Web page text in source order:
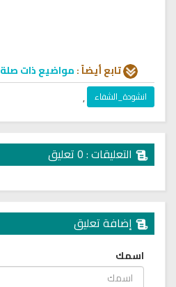
تابع أيضاً :مواضيع ذات صلة
انشودة_الشفاء ,
التعليقات : 0 تعليق
إضافة تعليق
اسمك